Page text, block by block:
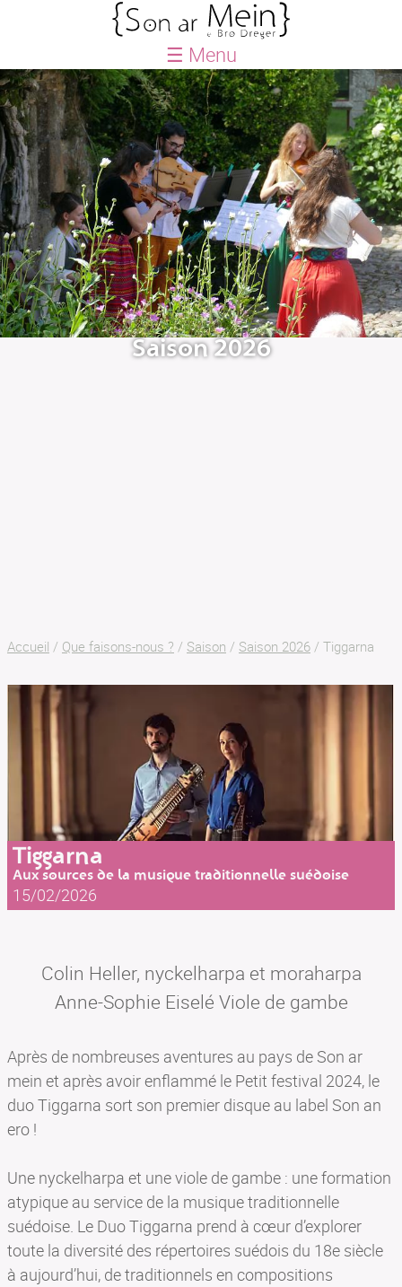
☰ Menu
ACCUEIL
BLOG
AGENDA
QUE FAISONS-NOUS ?
Saison
Le Petit Festival
Créations
Actions culturelles
Le Petit chœur
Saison 2026
Accueil / Que faisons-nous ? / Saison / Saison 2026 / Tiggarna
Tiggarna
Aux sources de la musique traditionnelle suédoise
15/02/2026
Colin Heller, nyckelharpa et moraharpa
Anne-Sophie Eiselé Viole de gambe
Après de nombreuses aventures au pays de Son ar
mein et après avoir enflammé le Petit festival 2024, le
duo Tiggarna sort son premier disque au label Son an
ero !
Une nyckelharpa et une viole de gambe : une formation
atypique au service de la musique traditionnelle
suédoise. Le Duo Tiggarna prend à cœur d’explorer
toute la diversité des répertoires suédois du 18e siècle
à aujourd’hui, de traditionnels en compositions